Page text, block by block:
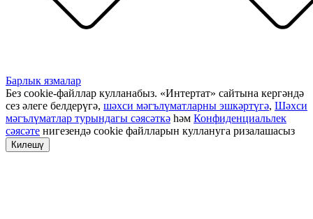
Барлык язмалар
Без cookie-файллар кулланабыз. «Интертат» сайтына кергәндә
сез әлеге белдерүгә, шәхси мәгълүматларны эшкәртүгә, Шәхси
мәгълүматлар турындагы сәясәткә һәм Конфиденциальлек
сәясәте нигезендә cookie файлларын куллануга ризалашасыз
Килешү